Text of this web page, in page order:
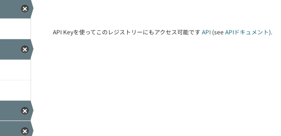
API Keyを使ってこのレジストリーにもアクセス可能です API (see APIドキュメント).